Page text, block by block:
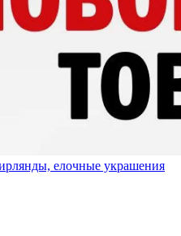
елочные украшения